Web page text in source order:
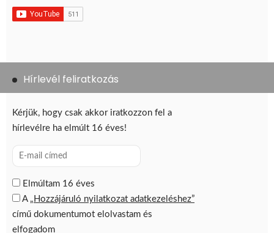
Hírlevél feliratkozás